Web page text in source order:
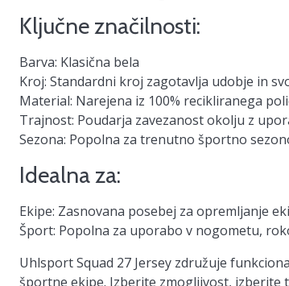
Ključne značilnosti:
Barva: Klasična bela
Kroj: Standardni kroj zagotavlja udobje in
Material: Narejena iz 100% recikliranega
Trajnost: Poudarja zavezanost okolju z
Sezona: Popolna za trenutno športno
Idealna za:
Ekipe: Zasnovana posebej za opremljanje
Šport: Popolna za uporabo v nogometu,
Uhlsport Squad 27 Jersey združuje
športne ekipe. Izberite zmogljivost, izberite